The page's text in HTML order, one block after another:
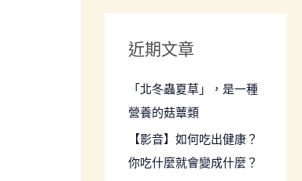
字
近期文章
「北冬蟲夏草」，是一種
營養的菇蕈類
【影音】如何吃出健康？
你吃什麼就會變成什麼？